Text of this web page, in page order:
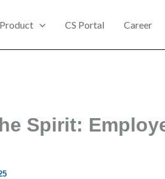
Product CS Portal Career
Spirit: